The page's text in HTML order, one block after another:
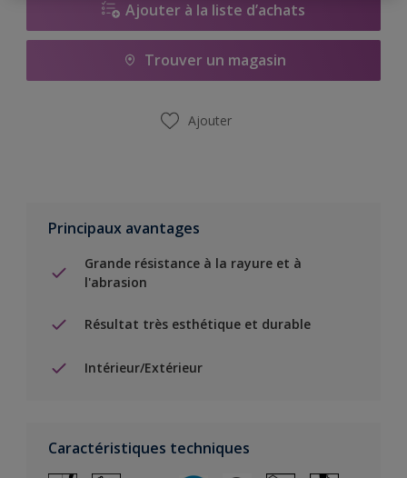
Ajouter à la liste d’achats
Trouver un magasin
Ajouter
Principaux avantages
Grande résistance à la rayure et à
l'abrasion
Résultat très esthétique et durable
Intérieur/Extérieur
Caractéristiques techniques